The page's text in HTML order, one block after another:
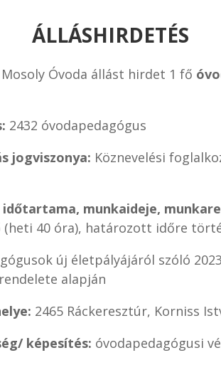
ÁLLÁSHIRDETÉS
Óvoda állást hirdet 1 fő
2432 óvodapedagógus
jogviszonya: Köznevelési
munkaideje,
40 óra), határozott időre
új életpályájáról szóló
alapján
2465 Ráckeresztúr, Korniss
képesítés: óvodapedagógusi